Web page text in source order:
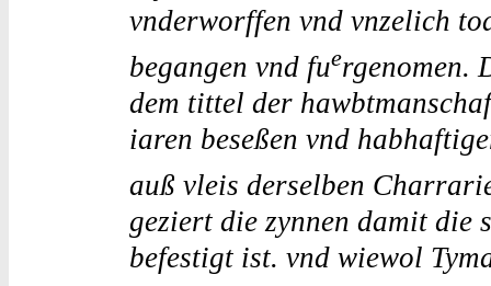
vnderworffen vnd vnzelich
begangen vnd fuergenomen.
dem tittel der
iaren beseßen vnd
auß vleis derselben
geziert die zynnen damit
befestigt ist. vnd wiewol